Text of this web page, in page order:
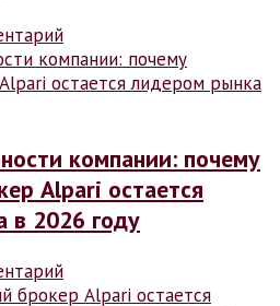
компании: почему
Alpari остается
в 2026 году